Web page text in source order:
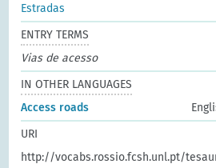
Estradas
ENTRY TERMS
Vias de acesso
IN OTHER LANGUAGES
Access roads
URI
http://vocabs.rossio.fcsh.unl.pt/